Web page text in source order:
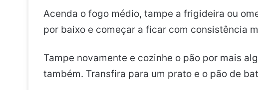
Acenda o fogo médio, tampe a frigideira ou
por baixo e começar a ficar com consistência
Tampe novamente e cozinhe o pão por mais
também. Transfira para um prato e o pão de